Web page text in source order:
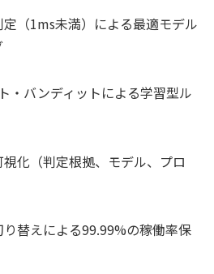
（1ms未満）による最適モデル
・バンディットによる学習型ル
化（判定根拠、モデル、プロ
替えによる99.99%の稼働率保